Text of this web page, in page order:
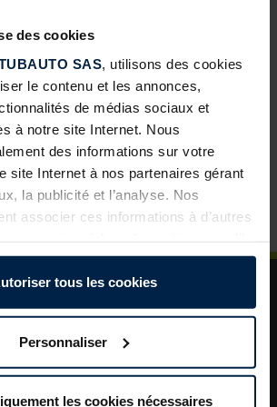
des cookies
SAS , utilisons des cookies
le contenu et les annonces,
de médias sociaux et
à notre site Internet. Nous
des informations sur votre
site Internet à nos partenaires gérant
la publicité et l’analyse. Nos
associer ces informations à d’autres
le cadre de votre utilisation des
pouvons stocker des cookies sur votre
ce site. Pour tous les autres types de
besoin de votre autorisation. Vous
tous les cookies
Personnaliser
les cookies nécessaires
toit lounge : une solution à forte
vos clients
sectionnelle : un incontournable pour
ventes
: un levier de valorisation pour vos
dans le jardin : un aménagement
d’ordre et de rangement